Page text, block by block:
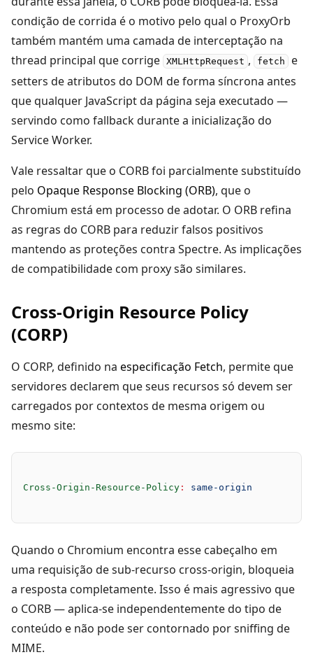
condição de corrida é o motivo pelo qual o ProxyOrb
também mantém uma camada de interceptação na
thread principal que corrige XMLHttpRequest , fetch
e
setters de atributos do DOM de forma síncrona antes
que qualquer JavaScript da página seja executado —
servindo como fallback durante a inicialização do
Service Worker.
Vale ressaltar que o CORB foi parcialmente substituído
pelo Opaque Response Blocking (ORB), que o
Chromium está em processo de adotar. O ORB refina
as regras do CORB para reduzir falsos positivos
mantendo as proteções contra Spectre. As implicações
de compatibilidade com proxy são similares.
Cross-Origin Resource Policy
(CORP)
O CORP, definido na especificação Fetch, permite que
servidores declarem que seus recursos só devem ser
carregados por contextos de mesma origem ou
mesmo site:
Cross-Origin-Resource-Policy : same-origin
Quando o Chromium encontra esse cabeçalho em
uma requisição de sub-recurso cross-origin, bloqueia
a resposta completamente. Isso é mais agressivo que
o CORB — aplica-se independentemente do tipo de
conteúdo e não pode ser contornado por sniffing de
MIME.